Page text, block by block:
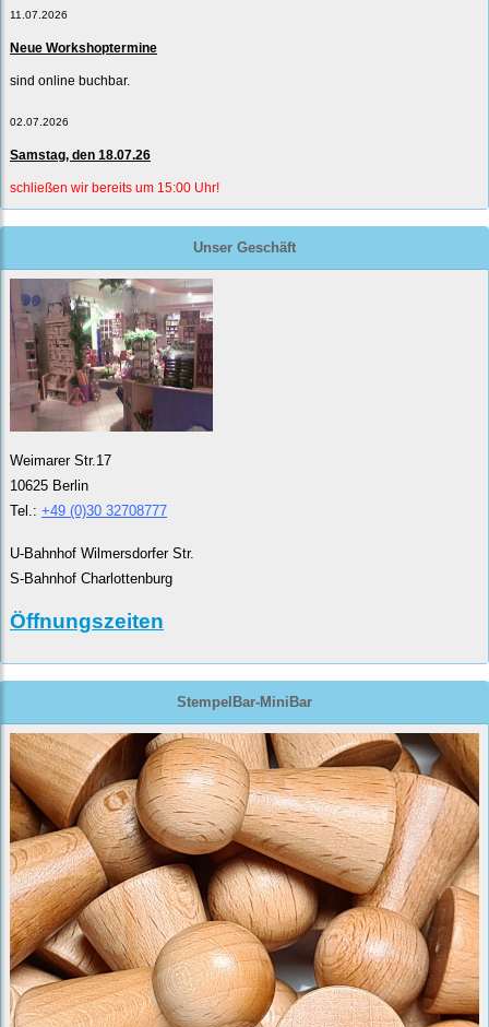
11.07.2026
Neue Workshoptermine
sind online buchbar.
02.07.2026
Samstag, den 18.07.26
schließen wir bereits um 15:00 Uhr!
Unser Geschäft
Weimarer Str.17
10625 Berlin
Tel.: +49 (0)30 32708777
U-Bahnhof Wilmersdorfer Str.
S-Bahnhof Charlottenburg
Öffnungszeiten
StempelBar-MiniBar